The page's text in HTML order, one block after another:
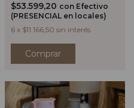
$53.599,20 con Efectivo
(PRESENCIAL en locales)
6 x $11.166,50 sin interés
Comprar